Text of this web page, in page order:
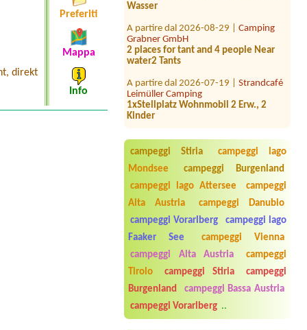
Grabner GmbH
2 places for tant and 4 people Near
water2 Tants
Leimüller Camping
1xStellplatz Wohnmobil 2 Erw., 2
Kinder
Temel
1x STellplatz mit STrom 2 Personen /
A partire dal 2026-08-06 |
Alpencamping Nenzing
2 erwachsene, 3 Kinder, 1 Hund
A partire dal 2026-07-28 |
Campingplatz Neufelder See
1x Platz für Zelt 4 Personen und 1x
Auto
Leimüller Camping
1 Platz für VW Bus
campeggi Stiria
campeggi lago
Mondsee
campeggi Burgenland
campeggi lago Attersee
campeggi
Alta Austria
campeggi Danubio
campeggi Vorarlberg
campeggi lago
Faaker See
campeggi Vienna
campeggi Alta Austria
campeggi
Tirolo
campeggi Stiria
campeggi
Burgenland
campeggi Bassa Austria
campeggi Vorarlberg ..
direkt
Preferiti
Mappa
Info